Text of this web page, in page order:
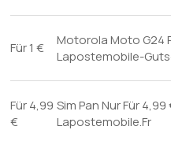
Für 1 €
Motorola Moto G24
Lapostemobile-
Für 4,99
€
Sim Pan Nur Für
Lapostemobile.Fr